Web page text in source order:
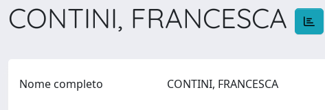
CONTINI, FRANCESCA
Nome completo CONTINI, FRANCESCA